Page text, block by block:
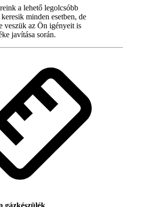
a lehető legolcsóbb
minden esetben, de
veszük az Ön igényeit is
javítása során.
gázkészülék